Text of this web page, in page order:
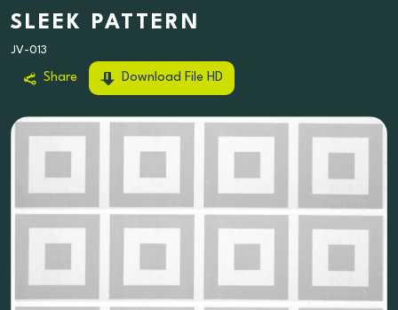
SLEEK PATTERN
JV-013
Share Download File HD